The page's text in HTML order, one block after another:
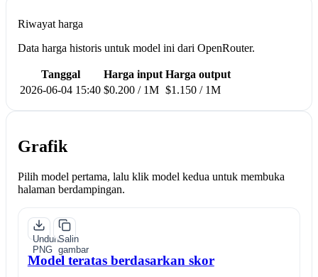
Riwayat harga
Data harga historis untuk model ini dari OpenRouter.
Tanggal Harga input Harga output
2026-06-04 15:40 $0.200 / 1M $1.150 / 1M
Grafik
Pilih model pertama, lalu klik model kedua untuk membuka
halaman berdampingan.
Unduh
PNG
Salin
gambar
Model teratas berdasarkan skor